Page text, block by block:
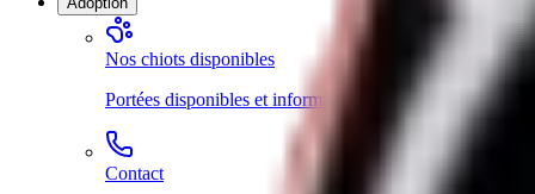
Nos chiots disponibles
Portées disponibles et informations d'adoption.
Contact